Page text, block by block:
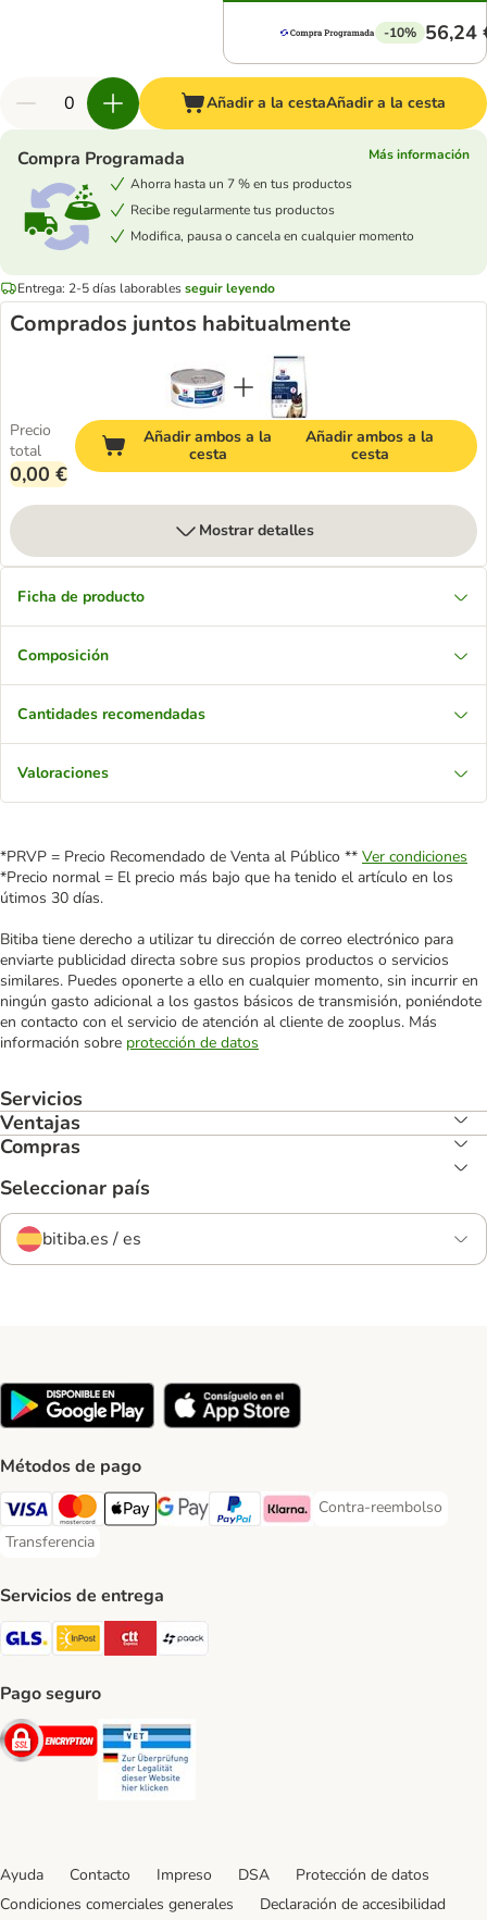
-10% 56,24
Añadir a la cestaAñadir a la cesta
Compra Programada
Más información
Ahorra hasta un 7 % en tus productos
Recibe regularmente tus productos
Modifica, pausa o cancela en cualquier momento
Entrega: 2-5 días laborablesseguir leyendo
Comprados juntos habitualmente
Precio
total
0,00 €
Añadir ambos a la
cesta
Añadir ambos a la
cesta
Mostrar detalles
Ficha de producto
Composición
Cantidades recomendadas
Valoraciones
*PRVP = Precio Recomendado de Venta al Público ** Ver condiciones
*Precio normal = El precio más bajo que ha tenido el artículo en los
útimos 30 días.
Bitiba tiene derecho a utilizar tu dirección de correo electrónico para
enviarte publicidad directa sobre sus propios productos o servicios
similares. Puedes oponerte a ello en cualquier momento, sin incurrir en
ningún gasto adicional a los gastos básicos de transmisión, poniéndote
en contacto con el servicio de atención al cliente de zooplus. Más
información sobre protección de datos
Servicios
Ventajas
Compras
Seleccionar país
bitiba.es / es
Métodos de pago
Visa Payment Method
Mastercard Payment Method
Apple Pay Payment Method
Google Pay Payment Method
PayPal Payment Method
Klarna Payment Method
Contra-reembolso
Contra-reembolso
Transferencia
Transferencia Payment Method
Servicios de entrega
GLS Shipping Method
InPost Shipping Method
CTTExpress Shipping Method
paack Shipping Method
Pago seguro
Security
Ayuda Contacto Impreso DSA
Protección de datos
Condiciones comerciales generales
Declaración de accesibilidad